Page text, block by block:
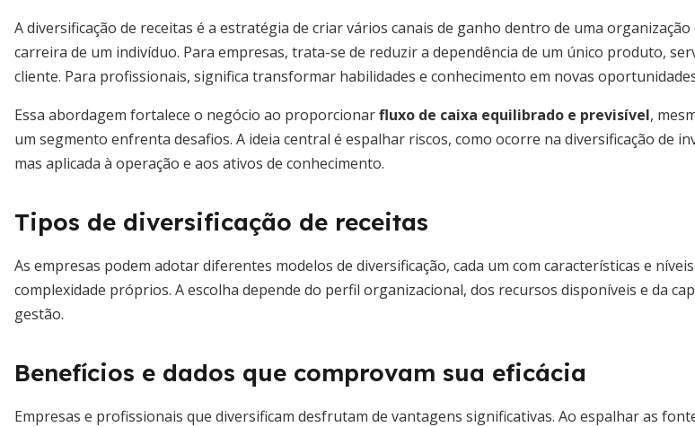
A diversificação de receitas é a estratégia de criar vários canais de ganho dentro de uma organização
carreira de um indivíduo. Para empresas, trata-se de reduzir a dependência de um único produto,
cliente. Para profissionais, significa transformar habilidades e conhecimento em novas
Essa abordagem fortalece o negócio ao proporcionarfluxo de caixa equilibrado e previsível,
um segmento enfrenta desafios. A ideia central é espalhar riscos, como ocorre na diversificação de
mas aplicada à operação e aos ativos de conhecimento.
Tipos de diversificação de receitas
As empresas podem adotar diferentes modelos de diversificação, cada um com características e
complexidade próprios. A escolha depende do perfil organizacional, dos recursos disponíveis e da
gestão.
Benefícios e dados que comprovam sua eficácia
Empresas e profissionais que diversificam desfrutam de vantagens significativas. Ao espalhar as